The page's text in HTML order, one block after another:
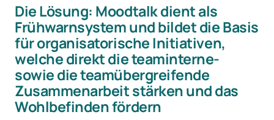
Die Lösung: Moodtalk dient als
Frühwarnsystem und bildet die Basis
für organisatorische Initiativen,
welche direkt die teaminterne-
sowie die teamübergreifende
Zusammenarbeit stärken und das
Wohlbefinden fördern